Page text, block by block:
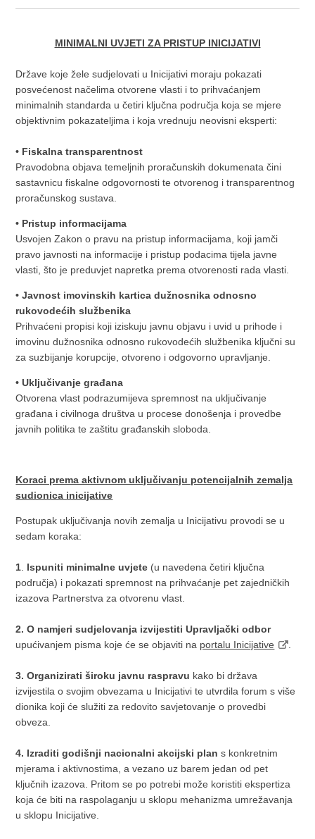
MINIMALNI UVJETI ZA PRISTUP INICIJATIVI
Države koje žele sudjelovati u Inicijativi moraju pokazati
posvećenost načelima otvorene vlasti i to prihvaćanjem
minimalnih standarda u četiri ključna područja koja se mjere
objektivnim pokazateljima i koja vrednuju neovisni eksperti:
• Fiskalna transparentnost
Pravodobna objava temeljnih proračunskih dokumenata čini
sastavnicu fiskalne odgovornosti te otvorenog i transparentnog
proračunskog sustava.
• Pristup informacijama
Usvojen Zakon o pravu na pristup informacijama, koji jamči
pravo javnosti na informacije i pristup podacima tijela javne
vlasti, što je preduvjet napretka prema otvorenosti rada vlasti.
• Javnost imovinskih kartica dužnosnika odnosno
rukovodećih službenika
Prihvaćeni propisi koji iziskuju javnu objavu i uvid u prihode i
imovinu dužnosnika odnosno rukovodećih službenika ključni su
za suzbijanje korupcije, otvoreno i odgovorno upravljanje.
• Uključivanje građana
Otvorena vlast podrazumijeva spremnost na uključivanje
građana i civilnoga društva u procese donošenja i provedbe
javnih politika te zaštitu građanskih sloboda.
Koraci prema aktivnom uključivanju potencijalnih zemalja
sudionica inicijative
Postupak uključivanja novih zemalja u Inicijativu provodi se u
sedam koraka:
1 Ispuniti minimalne uvjete (u navedena četiri ključna
područja) i pokazati spremnost na prihvaćanje pet zajedničkih
izazova Partnerstva za otvorenu vlast.
2.O namjeri sudjelovanja izvijestiti Upravljački odbor
upućivanjem pisma koje će se objaviti na portalu Inicijative
3. Organizirati široku javnu raspravu kako bi država
izvijestila o svojim obvezama u Inicijativi te utvrdila forum s više
dionika koji će služiti za redovito savjetovanje o provedbi
obveza.
4. Izraditi godišnji nacionalni akcijski plan s konkretnim
mjerama i aktivnostima, a vezano uz barem jedan od pet
ključnih izazova. Pritom se po potrebi može koristiti ekspertiza
koja će biti na raspolaganju u sklopu mehanizma umrežavanja
u sklopu Inicijative.